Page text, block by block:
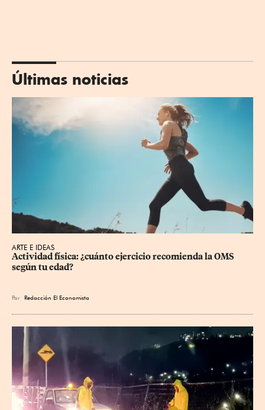
Últimas noticias
ARTE E IDEAS
Actividad física: ¿cuánto ejercicio recomienda la OMS
según tu edad?
Por Redacción El Economista